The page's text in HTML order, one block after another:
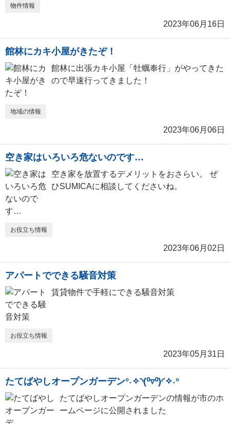
物件情報
2023年06月16日
館林にカキ小屋がきたぞ！
館林に出張カキ小屋「牡蠣奉行」がやってきた
ので早速行ってきました！
地域の情報
2023年06月06日
空き家はいろいろ危ないのです…
空き家を放置するデメリットをおさらい。 ぜ
ひSUMICAに相談してくださいね。
お役立ち情報
2023年06月02日
アパートでできる騒音対策
賃貸物件で手軽にできる騒音対策
お役立ち情報
2023年05月31日
たてばやしオープンガーデン°˖✧◝(⁰▿⁰)◜✧˖°
たてばやしオープンガーデンの情報が市のホ
ームページに公開されました